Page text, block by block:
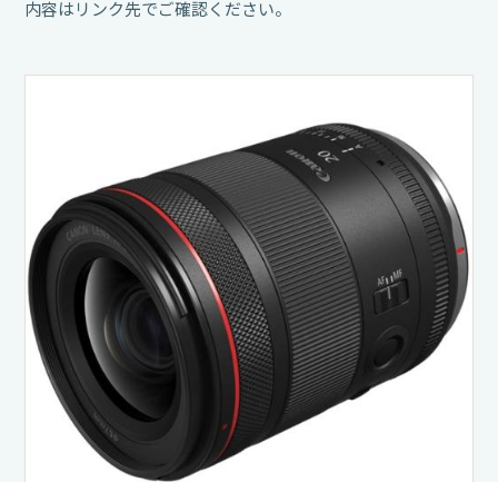
内容はリンク先でご確認ください。